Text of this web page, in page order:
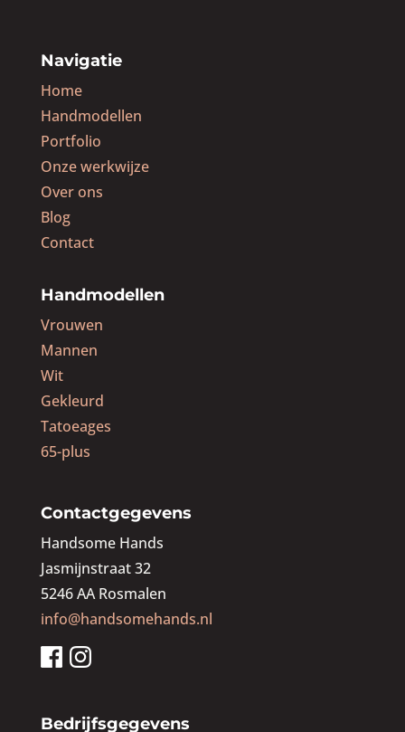
Navigatie
Home
Handmodellen
Portfolio
Onze werkwijze
Over ons
Blog
Contact
Handmodellen
Vrouwen
Mannen
Wit
Gekleurd
Tatoeages
65-plus
Contactgegevens
Handsome Hands
Jasmijnstraat 32
5246 AA Rosmalen
info@handsomehands.nl
Bedrijfsgegevens